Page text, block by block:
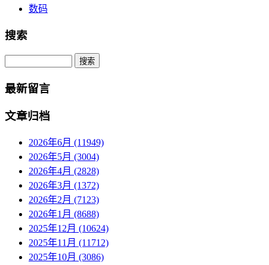
数码
搜索
Search
最新留言
文章归档
2026年6月 (11949)
2026年5月 (3004)
2026年4月 (2828)
2026年3月 (1372)
2026年2月 (7123)
2026年1月 (8688)
2025年12月 (10624)
2025年11月 (11712)
2025年10月 (3086)